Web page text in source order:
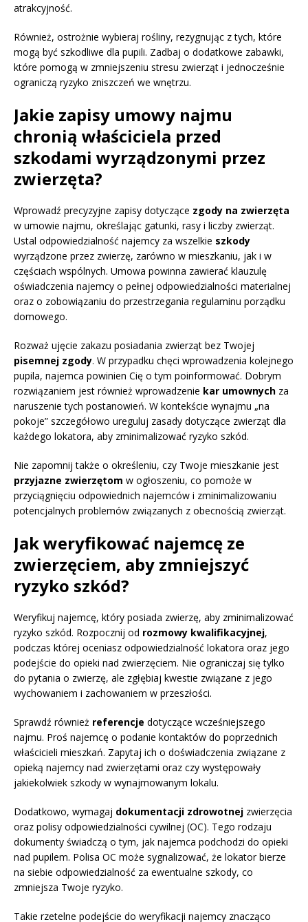
atrakcyjność.
Również, ostrożnie wybieraj rośliny, rezygnując z tych, które
mogą być szkodliwe dla pupili. Zadbaj o dodatkowe zabawki,
które pomogą w zmniejszeniu stresu zwierząt i jednocześnie
ograniczą ryzyko zniszczeń we wnętrzu.
Jakie zapisy umowy najmu
chronią właściciela przed
szkodami wyrządzonymi przez
zwierzęta?
Wprowadź precyzyjne zapisy dotyczące zgody na zwierzęta
w umowie najmu, określając gatunki, rasy i liczby zwierząt.
Ustal odpowiedzialność najemcy za wszelkie szkody
wyrządzone przez zwierzę, zarówno w mieszkaniu, jak i w
częściach wspólnych. Umowa powinna zawierać klauzulę
oświadczenia najemcy o pełnej odpowiedzialności materialnej
oraz o zobowiązaniu do przestrzegania regulaminu porządku
domowego.
Rozważ ujęcie zakazu posiadania zwierząt bez Twojej
pisemnej zgody. W przypadku chęci wprowadzenia kolejnego
pupila, najemca powinien Cię o tym poinformować. Dobrym
rozwiązaniem jest również wprowadzenie kar umownych za
naruszenie tych postanowień. W kontekście wynajmu „na
pokoje” szczegółowo ureguluj zasady dotyczące zwierząt dla
każdego lokatora, aby zminimalizować ryzyko szkód.
Nie zapomnij także o określeniu, czy Twoje mieszkanie jest
przyjazne zwierzętom w ogłoszeniu, co pomoże w
przyciągnięciu odpowiednich najemców i zminimalizowaniu
potencjalnych problemów związanych z obecnością zwierząt.
Jak weryfikować najemcę ze
zwierzęciem, aby zmniejszyć
ryzyko szkód?
Weryfikuj najemcę, który posiada zwierzę, aby zminimalizować
ryzyko szkód. Rozpocznij od rozmowy kwalifikacyjnej,
podczas której oceniasz odpowiedzialność lokatora oraz jego
podejście do opieki nad zwierzęciem. Nie ograniczaj się tylko
do pytania o zwierzę, ale zgłębiaj kwestie związane z jego
wychowaniem i zachowaniem w przeszłości.
Sprawdź również referencje dotyczące wcześniejszego
najmu. Proś najemcę o podanie kontaktów do poprzednich
właścicieli mieszkań. Zapytaj ich o doświadczenia związane z
opieką najemcy nad zwierzętami oraz czy występowały
jakiekolwiek szkody w wynajmowanym lokalu.
Dodatkowo, wymagaj dokumentacji zdrowotnej zwierzęcia
oraz polisy odpowiedzialności cywilnej (OC). Tego rodzaju
dokumenty świadczą o tym, jak najemca podchodzi do opieki
nad pupilem. Polisa OC może sygnalizować, że lokator bierze
na siebie odpowiedzialność za ewentualne szkody, co
zmniejsza Twoje ryzyko.
Takie rzetelne podejście do weryfikacji najemcy znacząco